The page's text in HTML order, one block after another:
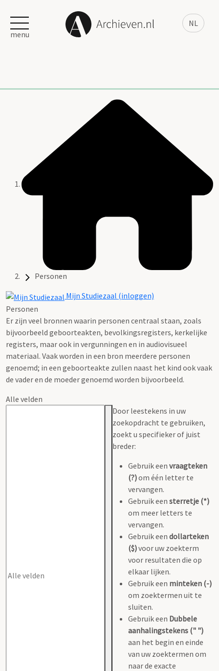
NL
menu
Personen
Mijn Studiezaal (inloggen)
Personen
Er zijn veel bronnen waarin personen centraal staan, zoals
bijvoorbeeld geboorteakten, bevolkingsregisters, kerkelijke
registers, maar ook in vergunningen en in audiovisueel
materiaal. Vaak worden in een bron meerdere personen
genoemd; in een geboorteakte zullen naast het kind ook vaak
de vader en de moeder genoemd worden bijvoorbeeld.
Alle velden
Door leestekens in uw
zoekopdracht te gebruiken,
zoekt u specifieker of juist
breder:
Gebruik een vraagteken
(?)om één letter te
vervangen.
Gebruik een sterretje (*)
om meer letters te
vervangen.
Gebruik een dollarteken
($)voor uw zoekterm
voor resultaten die op
elkaar lijken.
Gebruik een minteken (-)
om zoektermen uit te
sluiten.
Gebruik een Dubbele
aanhalingstekens (" ")
aan het begin en einde
van uw zoektermen om
naar de exacte